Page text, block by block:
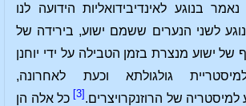
בנוגע לאינדיבידואליות הידועה לנו
לשני הנערים ששמם ישוע, בירידה של
של ישוע מנצרת בזמן הטבילה על ידי יוחנן
גולגולתא וכעת לאחרונה,
של הרוזנקרויצרים. [3]
כל אלה הן